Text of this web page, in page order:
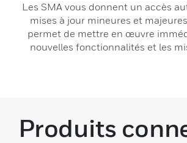
Les SMA vous donnent un accès
mises à jour mineures et
permet de mettre en œuvre
nouvelles fonctionnalités et les
Produits